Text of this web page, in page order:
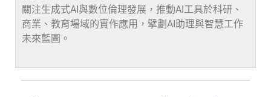
關注生成式AI與數位倫理發展，推動AI工具於科研、
商業、教育場域的實作應用，擘劃AI助理與智慧工作
未來藍圖。